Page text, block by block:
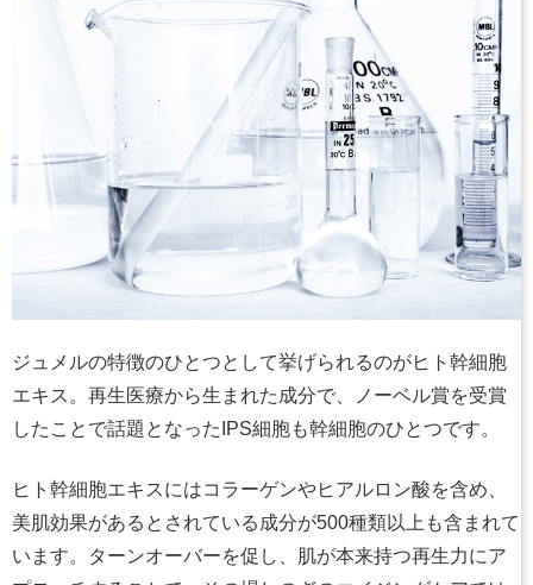
ジュメルの特徴のひとつとして挙げられるのがヒト幹細胞
エキス。再生医療から生まれた成分で、ノーベル賞を受賞
したことで話題となったIPS細胞も幹細胞のひとつです。
ヒト幹細胞エキスにはコラーゲンやヒアルロン酸を含め、
美肌効果があるとされている成分が500種類以上も含まれて
います。ターンオーバーを促し、肌が本来持つ再生力にア